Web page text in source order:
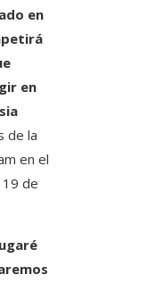
en
en
de la
en el
de